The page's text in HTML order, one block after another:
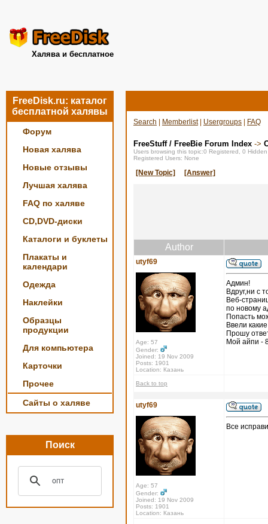
Халява и бесплатное
FreeDisk.ru: каталог
бесплатной халявы
Форум
Новая халява
Новые отзывы
Лучшая халява
FAQ по халяве
CD,DVD-диски
Каталоги и буклеты
Плакаты и
календари
Одежда
Наклейки
Образцы
продукции
Для компьютера
Карточки
Прочее
Сайты о халяве
Поиск
Search Memberlist| Usergroups FAQ
FreeStuff / FreeBie Forum Index ->
Users browsing this topic:0 Registered, 0
Registered Users: None
[New Topic] [Answer]
Author
utyf69
Age: 57
Gender:
Joined: 19 Nov 2009
Posts: 1901
Location: Казань
Админ!
Вдруг,ни с
Веб-
по новому
Попасть
Ввели
Прошу
Мой айпи -
Back to top
utyf69
Age: 57
Gender:
Joined: 19 Nov 2009
Posts: 1901
Location: Казань
Все